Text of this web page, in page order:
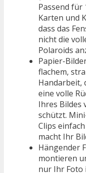
Passend für
Karten und
dass das
nicht die
Polaroids
Papier-
flachem,
Handarbeit,
eine volle
Ihres Bildes
schützt.
Clips
macht Ihr
Hängender
montieren
nur Ihr Foto